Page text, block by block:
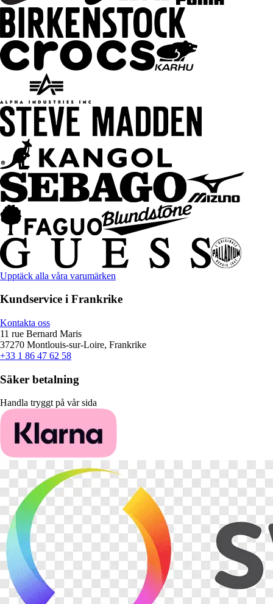
Upptäck alla våra varumärken
Kundservice i Frankrike
Kontakta oss
11 rue Bernard Maris
37270 Montlouis-sur-Loire, Frankrike
+33 1 86 47 62 58
Säker betalning
Handla tryggt på vår sida